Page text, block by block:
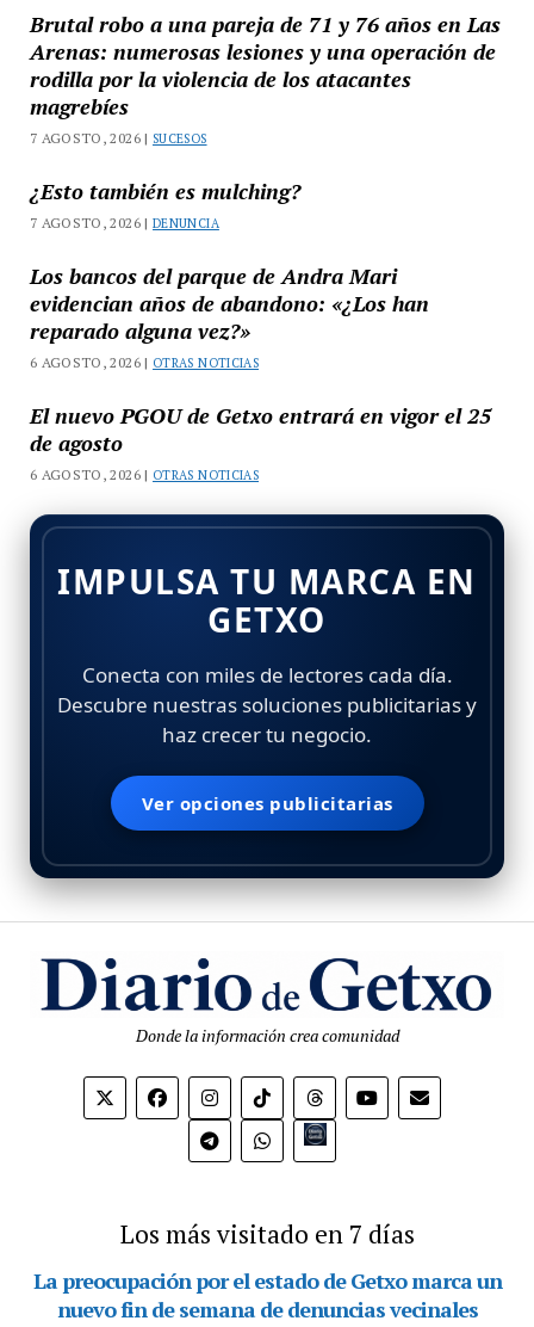
Brutal robo a una pareja de 71 y 76 años en Las
Arenas: numerosas lesiones y una operación de
rodilla por la violencia de los atacantes
magrebíes
7 AGOSTO, 2026 | SUCESOS
¿Esto también es mulching?
7 AGOSTO, 2026 |DENUNCIA
Los bancos del parque de Andra Mari
evidencian años de abandono: «¿Los han
reparado alguna vez?»
6 AGOSTO, 2026 | OTRAS NOTICIAS
El nuevo PGOU de Getxo entrará en vigor el 25
de agosto
6 AGOSTO, 2026 | OTRAS NOTICIAS
IMPULSA TU MARCA EN
GETXO
Conecta con miles de lectores cada día.
Descubre nuestras soluciones publicitarias y
haz crecer tu negocio.
Ver opciones publicitarias
Donde la información crea comunidad
Bio.link
Los más visitado en 7 días